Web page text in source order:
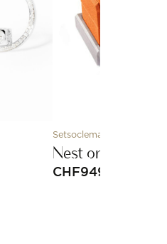
Setsoclemarbre
Nest orange
CHF949